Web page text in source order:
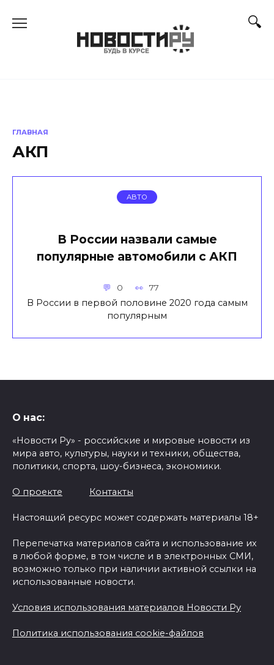
ГЛАВНАЯ
АКП
АВТО
В России назвали самые
популярные автомобили с АКП
0 77
В России в первой половине 2020 года самым
популярным
О нас:
«Новости Ру» - российские и мировые новости из
мира авто, культуры, науки и техники, общества,
политики, спорта, шоу-бизнеса, экономики.
О проекте Контакты
Настоящий ресурс может содержать материалы 18+
Перепечатка материалов сайта и использование их
в любой форме, в том числе и в электронных СМИ,
возможно только при наличии активной ссылки на
использованные новости.
Условия использования материалов Новости Ру
Политика использования cookie-файлов